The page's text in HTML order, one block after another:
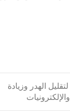
الهدر وزيادة